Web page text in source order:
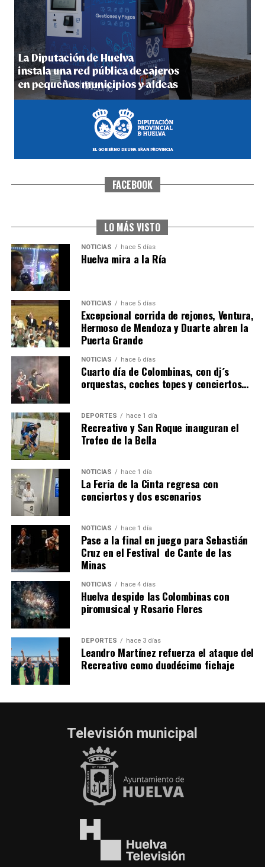
4º DÍA DE LAS FIESTAS COLOMBINAS 2026
hace 6 días·Huelvatv
SEXTA CORRIDA DE LAS FIESTAS COLOMBINAS
6º DÍA DE LAS FIESTAS COLOMBINAS 2026
hace 4 días Huelvatv
QUINTA CORRIDA DE LAS FIESTAS COLOMBINAS
2026
hace 5 días· Huelvatv
FACEBOOK
LO MÁS VISTO
NOTICIAS hace 5 días
Huelva mira a la Ría
NOTICIAS hace 5 días
Excepcional corrida de rejones, Ventura,
Hermoso de Mendoza y Duarte abren la
Puerta Grande
NOTICIAS hace 6 días
Cuarto día de Colombinas, con dj´s
orquestas, coches topes y conciertos…
DEPORTES hace 1 día
Recreativo y San Roque inauguran el
Trofeo de la Bella
NOTICIAS hace 1 día
La Feria de la Cinta regresa con
conciertos y dos escenarios
NOTICIAS hace 1 día
Pase a la final en juego para Sebastián
Cruz en el Festival de Cante de las
Minas
NOTICIAS hace 4 días
Huelva despide las Colombinas con
piromusical y Rosario Flores
DEPORTES hace 3 días
Leandro Martínez refuerza el ataque del
Recreativo como duodécimo fichaje
Televisión municipal